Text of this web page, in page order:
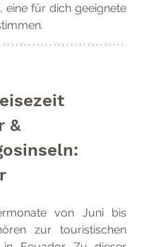
eine für dich geeignete
&
von Juni bis
zur touristischen